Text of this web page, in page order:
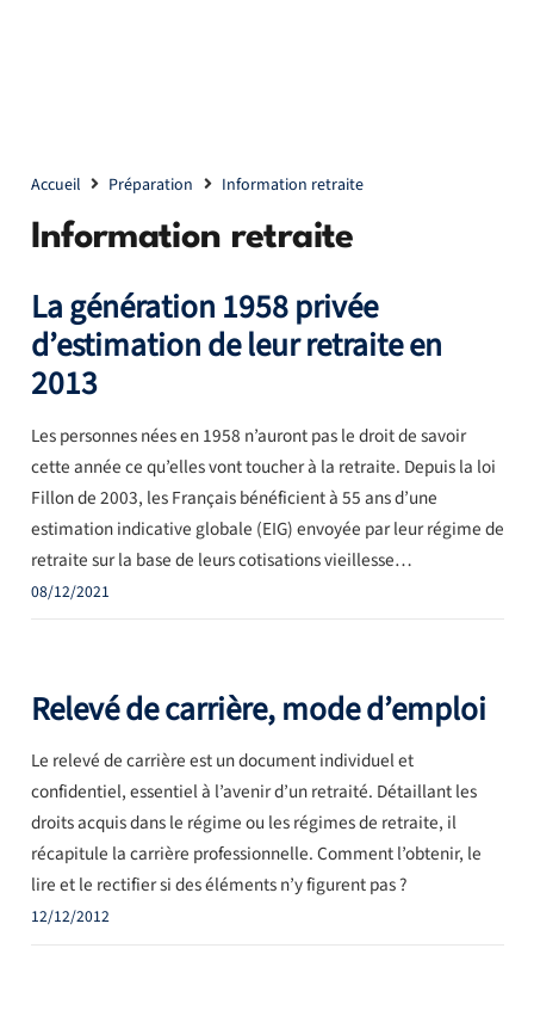
Accueil Préparation Information retraite
Information retraite
La génération 1958 privée
d’estimation de leur retraite en
2013
Les personnes nées en 1958 n’auront pas le droit de savoir
cette année ce qu’elles vont toucher à la retraite. Depuis la loi
Fillon de 2003, les Français bénéficient à 55 ans d’une
estimation indicative globale (EIG) envoyée par leur régime de
retraite sur la base de leurs cotisations vieillesse…
08/12/2021
Relevé de carrière, mode d’emploi
Le relevé de carrière est un document individuel et
confidentiel, essentiel à l’avenir d’un retraité. Détaillant les
droits acquis dans le régime ou les régimes de retraite, il
récapitule la carrière professionnelle. Comment l’obtenir, le
lire et le rectifier si des éléments n’y figurent pas ?
12/12/2012